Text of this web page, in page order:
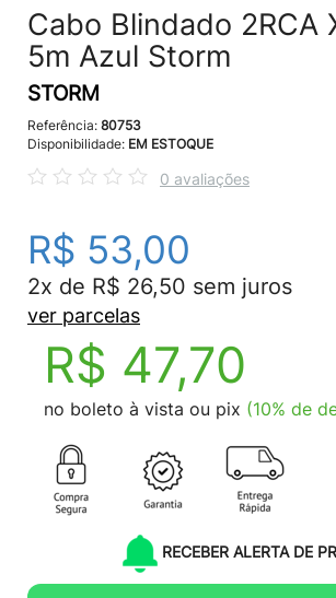
Cabo Blindado 2RCA
5m Azul Storm
STORM
Referência: 80753
Disponibilidade: EM ESTOQUE
0 avaliações
R$ 53,00
2x de R$ 26,50 sem juros
ver parcelas
R$ 47,70
no boleto à vista ou pix (10% de
RECEBER ALERTA DE